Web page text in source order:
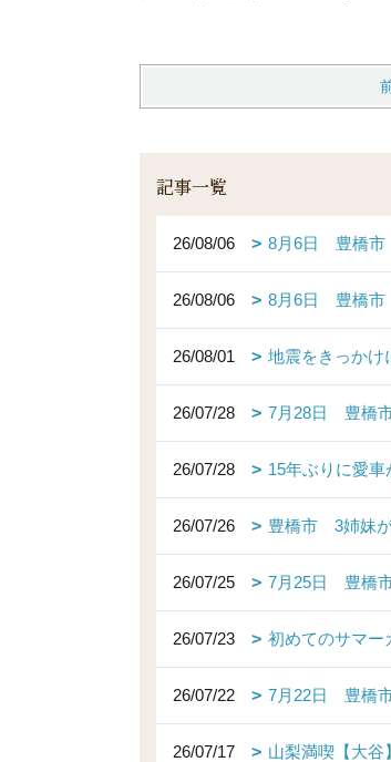
記事一覧
26/08/06 8月6日 豊橋
26/08/06 8月6日 豊橋
26/08/01 地震をきっかけ
26/07/28 7月28日 豊橋
26/07/28 15年ぶりに愛
26/07/26 豊橋市 3姉妹が
26/07/25 7月25日 豊橋
26/07/23 初めてのサマー
26/07/22 7月22日 豊橋
26/07/17 山梨満喫【大谷】